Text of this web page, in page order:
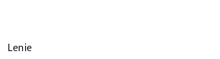
Lenie